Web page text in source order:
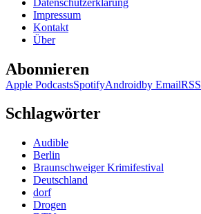
Impressum
Kontakt
Über
Abonnieren
Apple PodcastsSpotifyAndroidby EmailRSS
Schlagwörter
Audible
Berlin
Braunschweiger Krimifestival
Deutschland
dorf
Drogen